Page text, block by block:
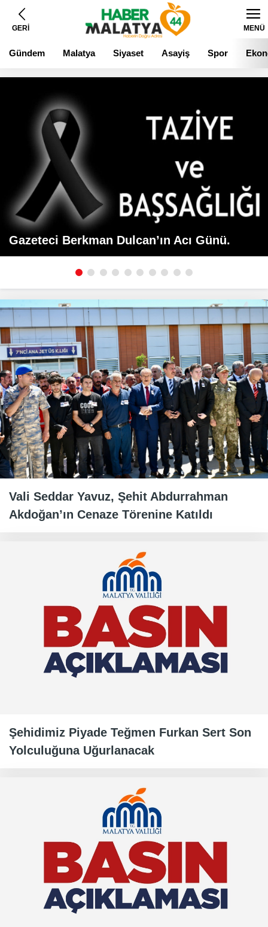
GERİ MENÜ
Gündem Malatya Siyaset Asayiş Spor
Gazeteci Berkman Dulcan’ın Acı Günü.
Vali Seddar Yavuz, Şehit Abdurrahman
Akdoğan’ın Cenaze Törenine Katıldı
Şehidimiz Piyade Teğmen Furkan Sert Son
Yolculuğuna Uğurlanacak